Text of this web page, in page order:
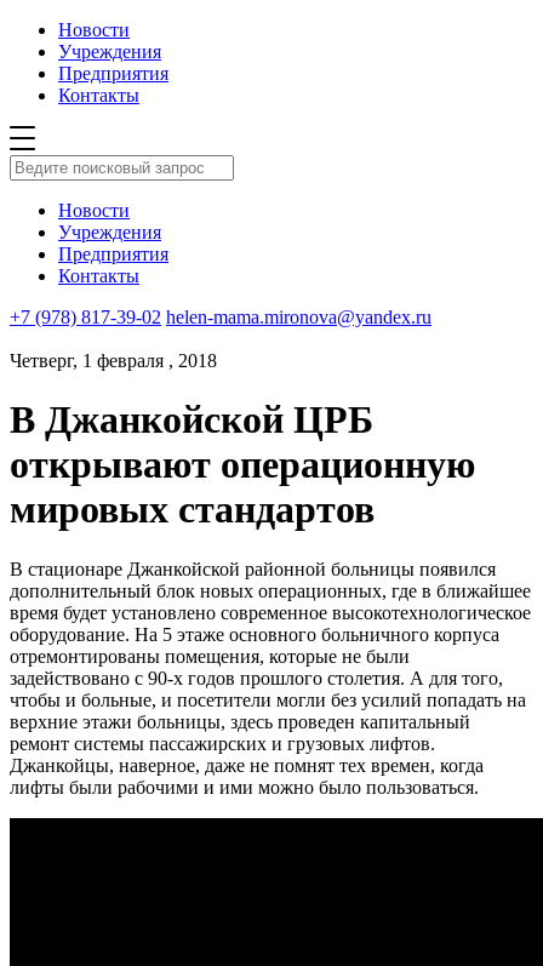
Новости
Учреждения
Предприятия
Контакты
Новости
Учреждения
Предприятия
Контакты
+7 (978) 817-39-02 helen-mama.mironova@yandex.ru
Четверг, 1 февраля , 2018
В Джанкойской ЦРБ
открывают операционную
мировых стандартов
В стационаре Джанкойской районной больницы появился
дополнительный блок новых операционных, где в ближайшее
время будет установлено современное высокотехнологическое
оборудование. На 5 этаже основного больничного корпуса
отремонтированы помещения, которые не были
задействовано с 90-х годов прошлого столетия. А для того,
чтобы и больные, и посетители могли без усилий попадать на
верхние этажи больницы, здесь проведен капитальный
ремонт системы пассажирских и грузовых лифтов.
Джанкойцы, наверное, даже не помнят тех времен, когда
лифты были рабочими и ими можно было пользоваться.